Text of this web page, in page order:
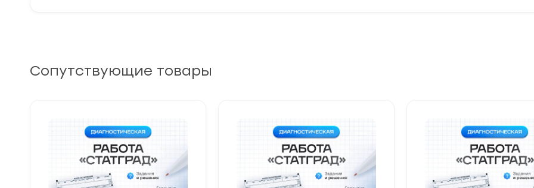
Сопутствующие товары